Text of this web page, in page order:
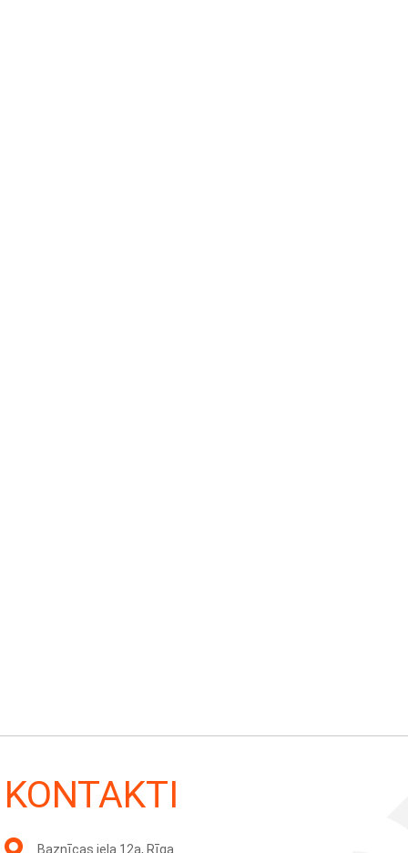
KONTAKTI
Baznīcas iela 12a, Rīga